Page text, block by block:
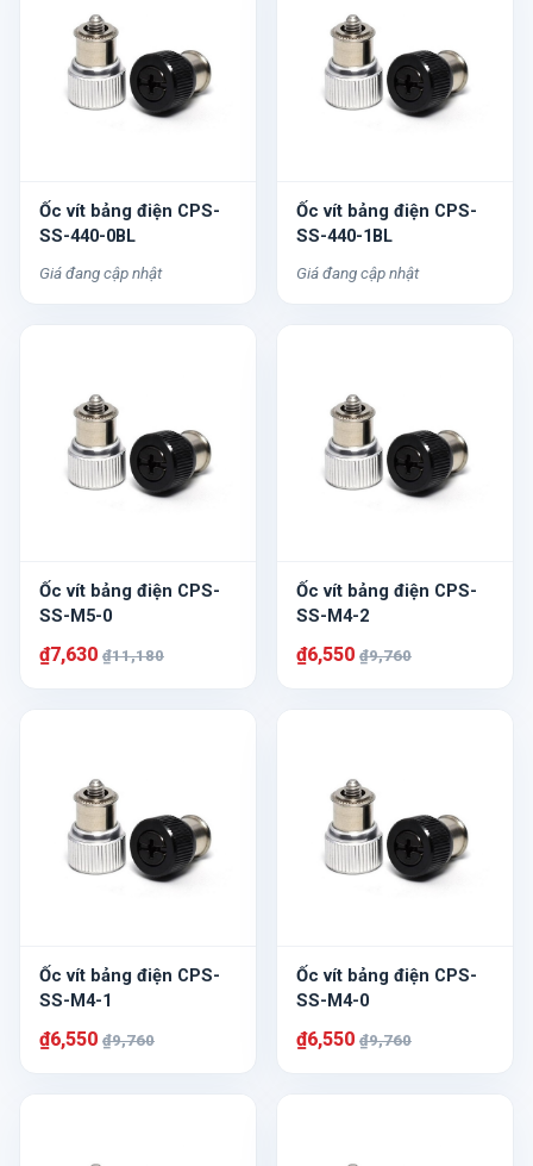
Ốc vít bảng điện CPS-
SS-440-0BL
Giá đang cập nhật
Ốc vít bảng điện CPS-
SS-440-1BL
Giá đang cập nhật
Ốc vít bảng điện CPS-
SS-M5-0
₫7,630 ₫11,180
Ốc vít bảng điện CPS-
SS-M4-2
₫6,550 ₫9,760
Ốc vít bảng điện CPS-
SS-M4-1
₫6,550 ₫9,760
Ốc vít bảng điện CPS-
SS-M4-0
₫6,550 ₫9,760